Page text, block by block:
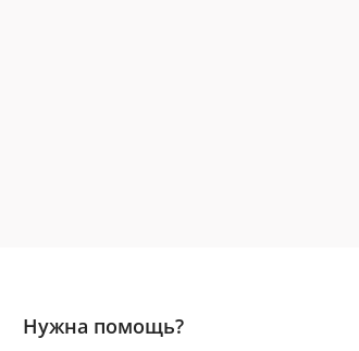
Нужна помощь?